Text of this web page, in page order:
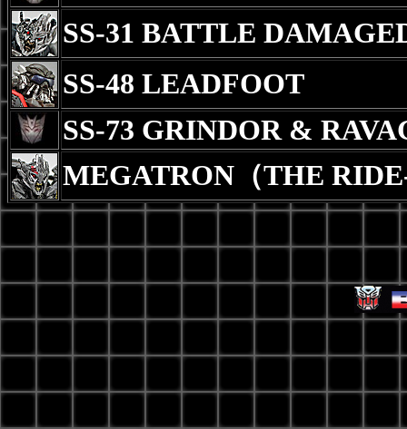
SS-31 BATTLE
SS-48 LEADFOOT
SS-73 GRINDOR &
MEGATRON（THE